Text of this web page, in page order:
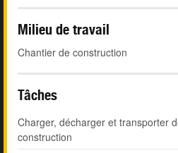
Milieu de travail
Chantier de construction
Tâches
Charger, décharger et transporter
construction